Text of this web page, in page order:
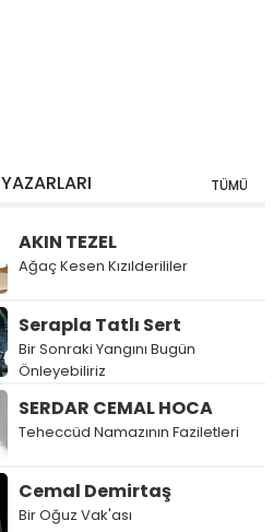
YAZARLARI TÜMÜ
AKIN TEZEL
Ağaç Kesen Kızılderililer
Serapla Tatlı Sert
Bir Sonraki Yangını Bugün
Önleyebiliriz
SERDAR CEMAL HOCA
Teheccüd Namazının Faziletleri
Cemal Demirtaş
Bir Oğuz Vak'ası